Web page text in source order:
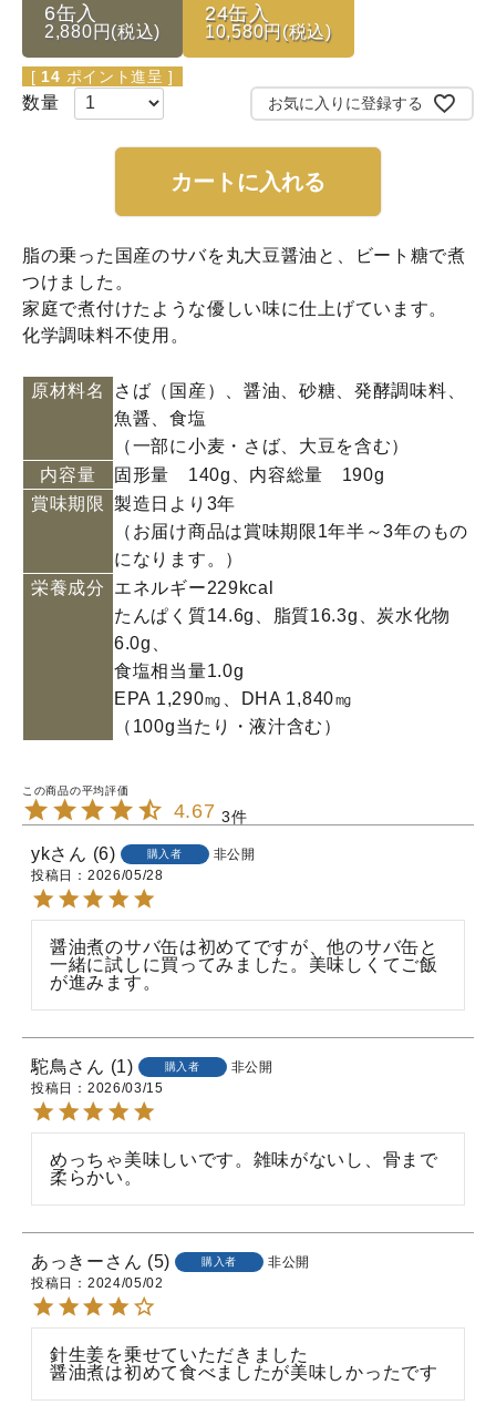
6缶入
2,880円(税込)
24缶入
10,580円(税込)
[ 14 ポイント進呈 ]
お気に入りに登録する
カートに入れる
脂の乗った国産のサバを丸大豆醤油と、ビート糖で煮
つけました。
家庭で煮付けたような優しい味に仕上げています。
化学調味料不使用。
原材料名
さば（国産）、醤油、砂糖、発酵調味料、
魚醤、食塩
（一部に小麦・さば、大豆を含む）
内容量
固形量 140g、内容総量 190g
賞味期限 製造日より3年
（お届け商品は賞味期限1年半～3年のもの
になります。）
栄養成分
エネルギー229kcal
たんぱく質14.6g、脂質16.3g、炭水化物
6.0g、
食塩相当量1.0g
EPA 1,290㎎、DHA 1,840㎎
（100g当たり・液汁含む）
4.67 3
yk 6 購入者
非公開
投稿日
2026/05/28
醤油煮のサバ缶は初めてですが、他のサバ缶と
一緒に試しに買ってみました。美味しくてご飯
が進みます。
駝鳥 1 購入者
非公開
投稿日
2026/03/15
めっちゃ美味しいです。雑味がないし、骨まで
柔らかい。
あっきー 5 購入者
非公開
投稿日
2024/05/02
針生姜を乗せていただきました
醤油煮は初めて食べましたが美味しかったです